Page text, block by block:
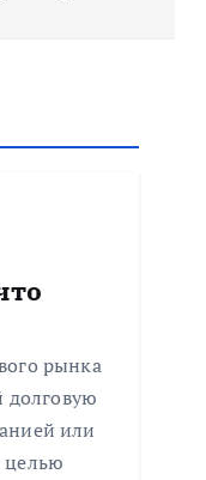
рынка
долговую
или
целью